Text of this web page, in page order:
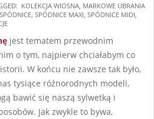
KOLEKCJA WIOSNA MARKOWE UBRANIA
SPÓDNICE SPÓDNICE MAXI SPÓDNICE MIDI
jest tematem przewodnim
o tym, najpierw chciałabym co
W końcu nie zawsze tak było,
tysiące różnorodnych modeli,
bawić się naszą sylwetką i
Jak zwykle to bywa,